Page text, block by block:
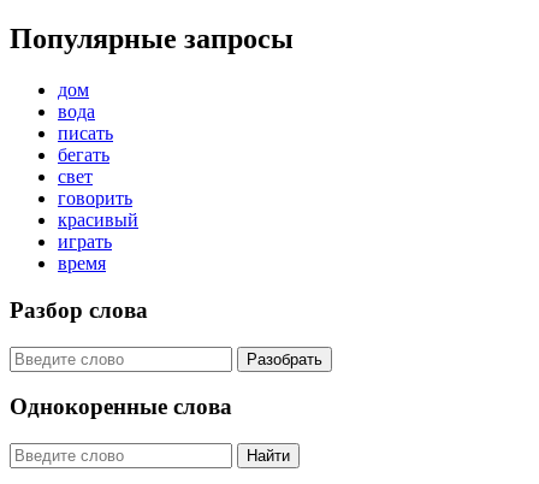
Популярные запросы
дом
вода
писать
бегать
свет
говорить
красивый
играть
время
Разбор слова
Разобрать
Однокоренные слова
Найти